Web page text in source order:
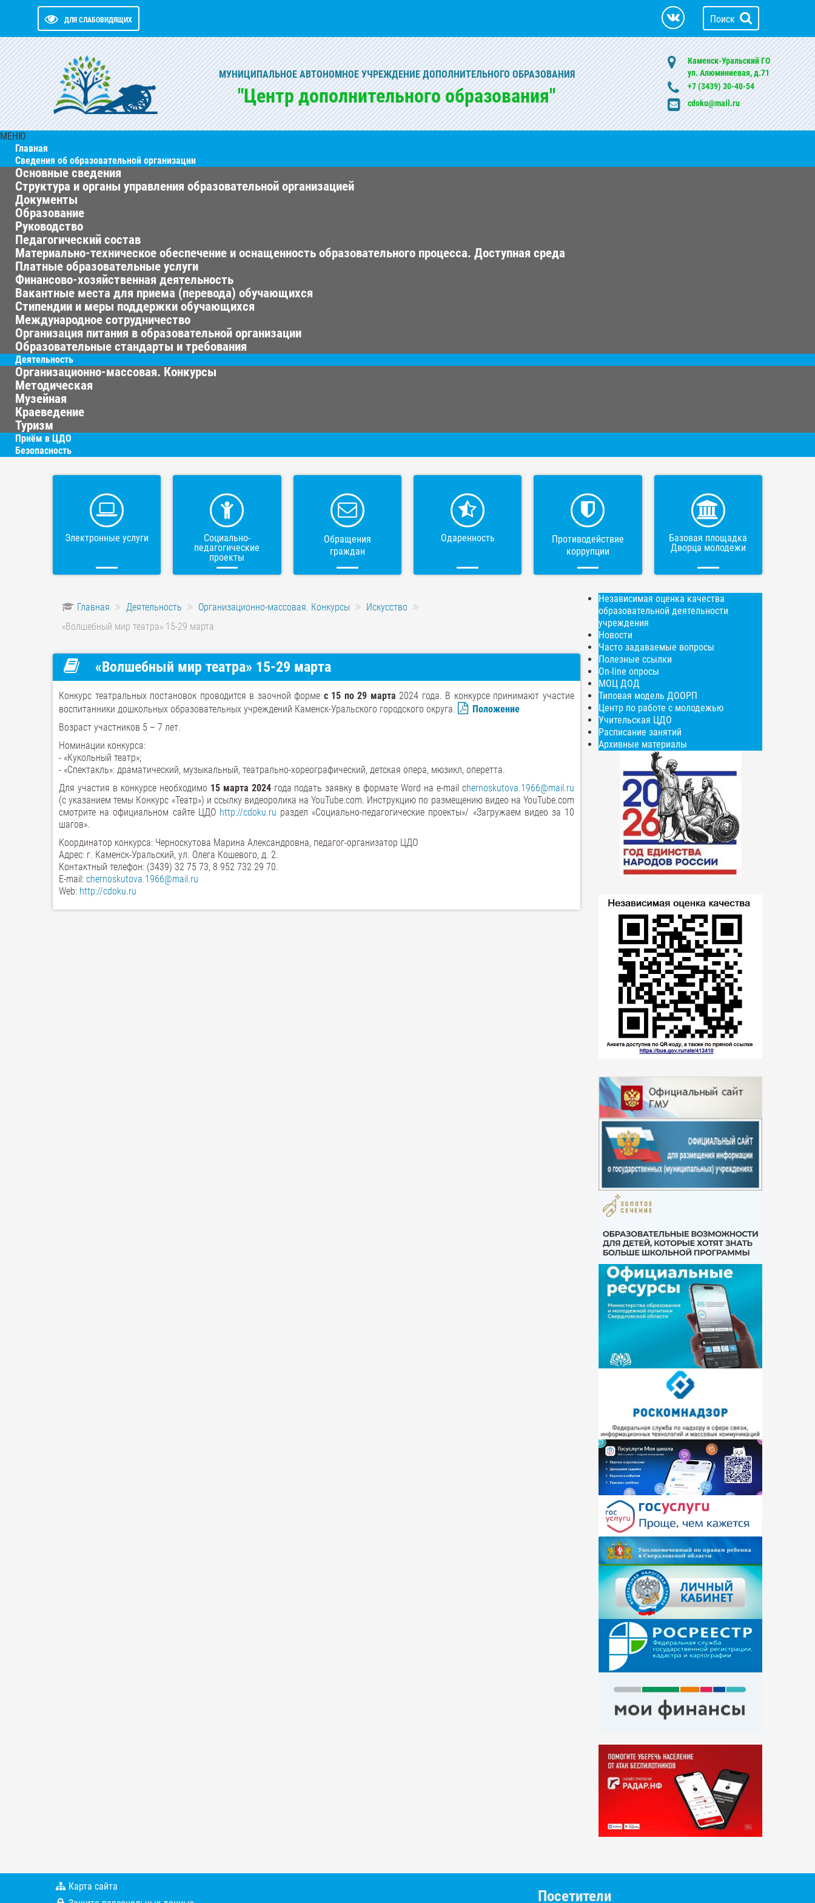
ДЛЯ СЛАБОВИДЯЩИХ Поиск
МУНИЦИПАЛЬНОЕ АВТОНОМНОЕ УЧРЕЖДЕНИЕ ДОПОЛНИТЕЛЬНОГО ОБРАЗОВАНИЯ
"Центр дополнительного образования"
Каменск-Уральский ГО
ул. Алюминиевая, д.71
+7 (3439) 30-40-54
cdoku@mail.ru
МЕНЮ
Главная
Сведения об образовательной организации
Основные сведения
Структура и органы управления образовательной организацией
Документы
Образование
Руководство
Педагогический состав
Материально-техническое обеспечение и оснащенность образовательного процесса. Доступная среда
Платные образовательные услуги
Финансово-хозяйственная деятельность
Вакантные места для приема (перевода) обучающихся
Стипендии и меры поддержки обучающихся
Международное сотрудничество
Организация питания в образовательной организации
Образовательные стандарты и требования
Деятельность
Организационно-массовая. Конкурсы
Методическая
Музейная
Краеведение
Туризм
Приём в ЦДО
Безопасность
Электронные услуги
Социально-
педагогические
проекты
Обращения
граждан
Одаренность
Противодействие
коррупции
Базовая площадка
Дворца молодежи
Главная Деятельность Организационно-массовая. Конкурсы
Искусство
«Волшебный мир театра» 15-29 марта
«Волшебный мир театра» 15-29 марта
Конкурс театральных постановок проводится в заочной форме с 15 по 29 марта 2024 года. В конкурсе принимают участие
воспитанники дошкольных образовательных учреждений Каменск-Уральского городского округа.
Положение
Возраст участников 5 – 7 лет.
Номинации конкурса:
- «Кукольный театр»;
- «Спектакль»: драматический, музыкальный, театрально-хореографический, детская опера, мюзикл, оперетта.
Для участия в конкурсе необходимо 15 марта 2024года подать заявку в формате Word на e-mail сhernoskutova.1966@mail.ru
(с указанием темы Конкурс «Театр») и ссылку видеоролика на YouTube.com. Инструкцию по размещению видео на YouTube.com
смотрите на официальном сайте ЦДО http://cdoku.ru раздел «Социально-педагогические проекты»/ «Загружаем видео за 10
шагов».
Координатор конкурса: Черноскутова Марина Александровна, педагог-организатор ЦДО
Адрес: г. Каменск-Уральский, ул. Олега Кошевого, д. 2.
Контактный телефон: (3439) 32 75 73, 8 952 732 29 70.
E-mail: chernoskutova.1966@mail.ru
Web: http://cdoku.ru
Независимая оценка качества
образовательной деятельности
учреждения
Новости
Часто задаваемые вопросы
Полезные ссылки
On-line опросы
МОЦ ДОД
Типовая модель ДООРП
Центр по работе с молодежью
Учительская ЦДО
Расписание занятий
Архивные материалы
Карта сайта
Посетители